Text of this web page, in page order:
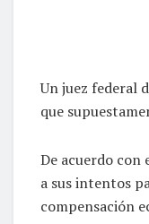
Un juez federal
que
De acuerdo con
a sus intentos
compensación